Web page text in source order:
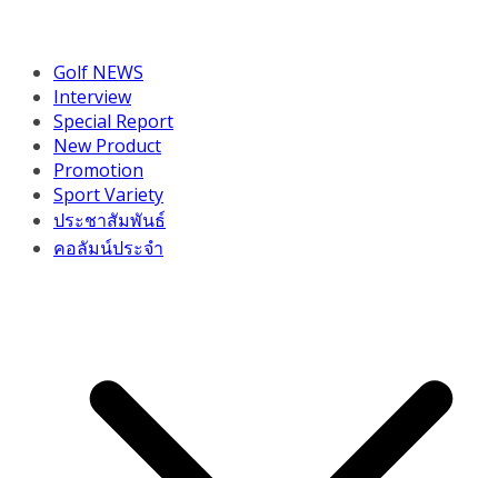
Golf NEWS
Interview
Special Report
New Product
Promotion
Sport Variety
ประชาสัมพันธ์
คอลัมน์ประจำ